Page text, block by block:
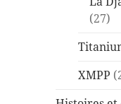
(27)
XMPP